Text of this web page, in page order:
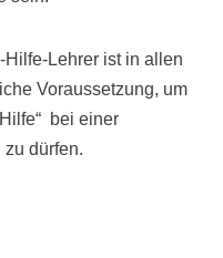
Lehrer ist in allen
Voraussetzung, um
bei einer
dürfen.